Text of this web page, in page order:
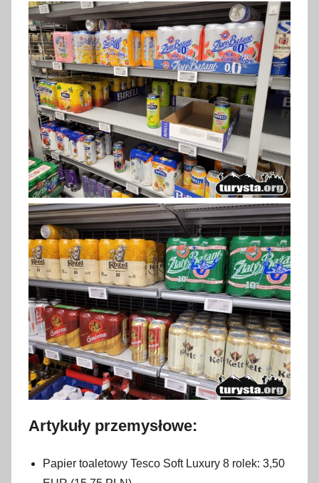
Artykuły przemysłowe:
Papier toaletowy Tesco Soft Luxury 8 rolek: 3,50